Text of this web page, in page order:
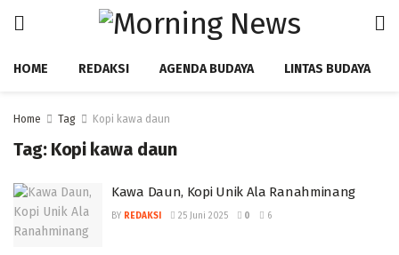
HOME REDAKSI AGENDA BUDAYA LINTAS BUDAYA
Home Tag Kopi kawa daun
Tag: Kopi kawa daun
Kawa Daun, Kopi Unik Ala Ranahminang
BY REDAKSI 25 Juni 2025 0 6